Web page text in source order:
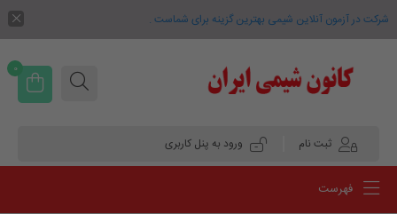
شرکت در آزمون آنلاین شیمی بهترین گزینه برای شماست .
ثبت نام ورود به پنل کاربری
0
فهرست